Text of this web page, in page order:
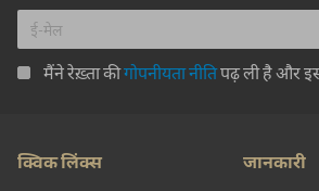
मैंने रेख़्ता कीगोपनीयता नीतिपढ़ ली है और
क्विक लिंक्स जानकारी